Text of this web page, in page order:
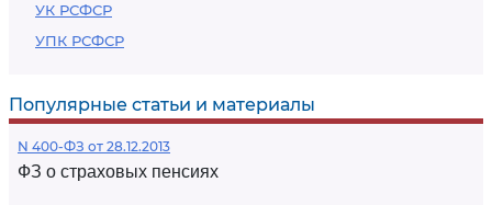
УК РСФСР
УПК РСФСР
Популярные статьи и материалы
N 400-ФЗ от 28.12.2013
ФЗ о страховых пенсиях